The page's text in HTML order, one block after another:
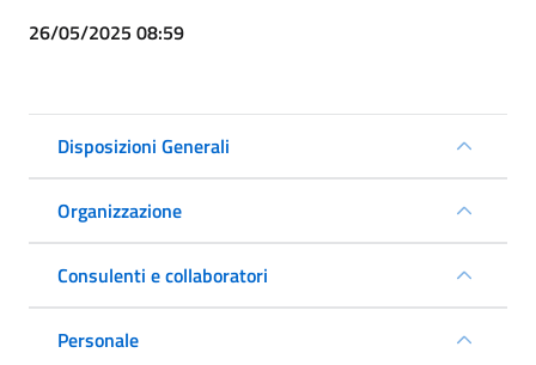
26/05/2025 08:59
Disposizioni Generali
Organizzazione
Consulenti e collaboratori
Personale